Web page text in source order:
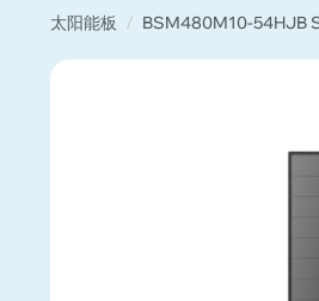
太阳能板 BSM480M10-54HJB